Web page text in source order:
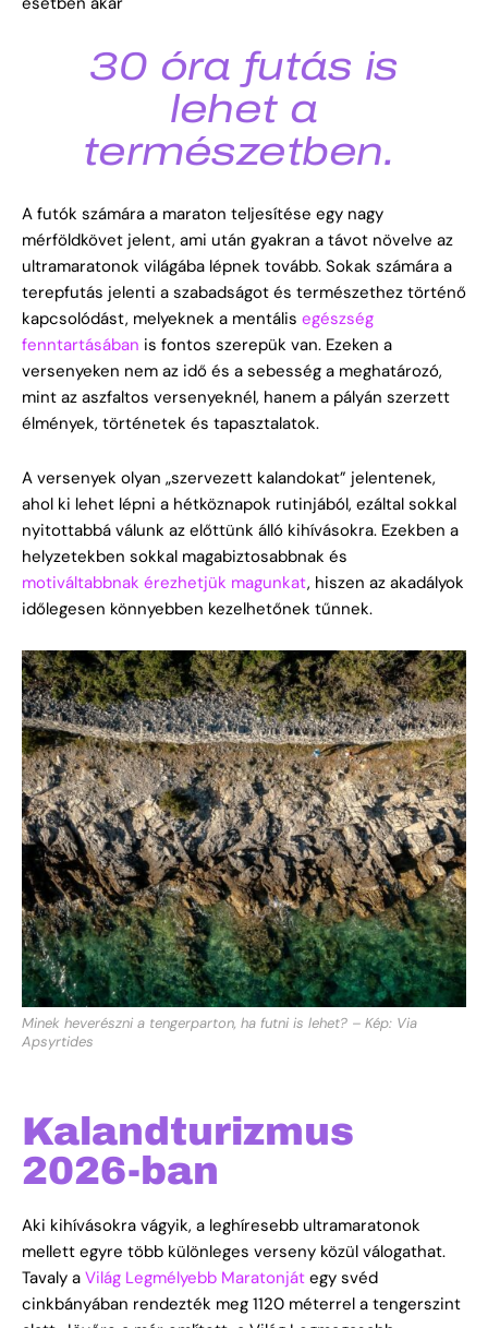
30 óra futás is
lehet a
természetben.
A futók számára a maraton teljesítése egy nagy
mérföldkövet jelent, ami után gyakran a távot növelve az
ultramaratonok világába lépnek tovább. Sokak számára a
terepfutás jelenti a szabadságot és természethez történő
kapcsolódást, melyeknek a mentális egészség
fenntartásában is fontos szerepük van. Ezeken a
versenyeken nem az idő és a sebesség a meghatározó,
mint az aszfaltos versenyeknél, hanem a pályán szerzett
élmények, történetek és tapasztalatok.
A versenyek olyan „szervezett kalandokat” jelentenek,
ahol ki lehet lépni a hétköznapok rutinjából, ezáltal sokkal
nyitottabbá válunk az előttünk álló kihívásokra. Ezekben a
helyzetekben sokkal magabiztosabbnak és
motiváltabbnak érezhetjük magunkat, hiszen az akadályok
időlegesen könnyebben kezelhetőnek tűnnek.
Minek heverészni a tengerparton, ha futni is lehet? – Kép: Via
Apsyrtides
Kalandturizmus
2026-ban
Aki kihívásokra vágyik, a leghíresebb ultramaratonok
mellett egyre több különleges verseny közül válogathat.
Tavaly a Világ Legmélyebb Maratonját egy svéd
cinkbányában rendezték meg 1120 méterrel a tengerszint